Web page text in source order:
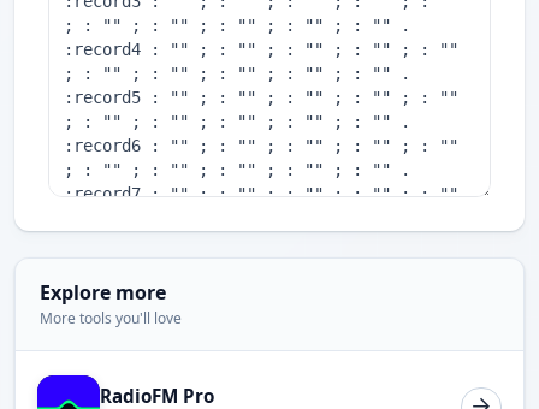
Explore more
More tools you'll love
RadioFM Pro